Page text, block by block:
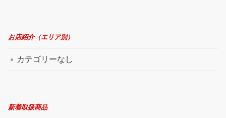
お店紹介（エリア別）
カテゴリーなし
新着取扱商品